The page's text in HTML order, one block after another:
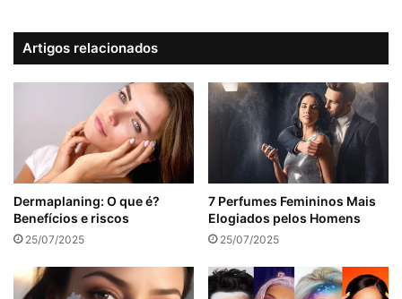
Artigos relacionados
Dermaplaning: O que é?
Benefícios e riscos
25/07/2025
7 Perfumes Femininos Mais
Elogiados pelos Homens
25/07/2025